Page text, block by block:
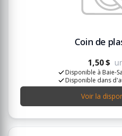
Coin de
1,50 $
Disponible à Baie-
Disponible dans
Voir la